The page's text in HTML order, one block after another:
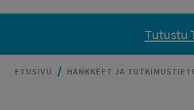
Tutustu
ETUSIVU HANKKEET JA